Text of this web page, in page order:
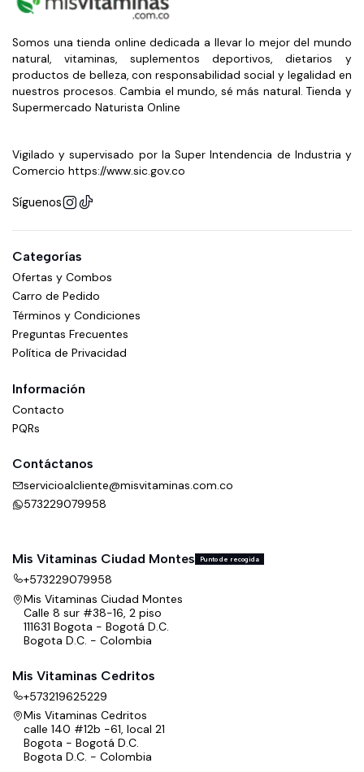
Somos una tienda online dedicada a llevar lo mejor del mundo
natural, vitaminas, suplementos deportivos, dietarios y
productos de belleza, con responsabilidad social y legalidad en
nuestros procesos. Cambia el mundo, sé más natural. Tienda y
Supermercado Naturista Online
Vigilado y supervisado por la Super Intendencia de Industria y
Comercio https://www.sic.gov.co
Síguenos
Categorías
Ofertas y Combos
Carro de Pedido
Términos y Condiciones
Preguntas Frecuentes
Política de Privacidad
Información
Contacto
PQRs
Contáctanos
servicioalcliente@misvitaminas.com.co
573229079958
Mis Vitaminas Ciudad Montes Punto de recogida
+573229079958
Mis Vitaminas Ciudad Montes
Calle 8 sur #38-16, 2 piso
111631 Bogota - Bogotá D.C.
Bogota D.C. - Colombia
Mis Vitaminas Cedritos
+573219625229
Mis Vitaminas Cedritos
calle 140 #12b -61, local 21
Bogota - Bogotá D.C.
Bogota D.C. - Colombia